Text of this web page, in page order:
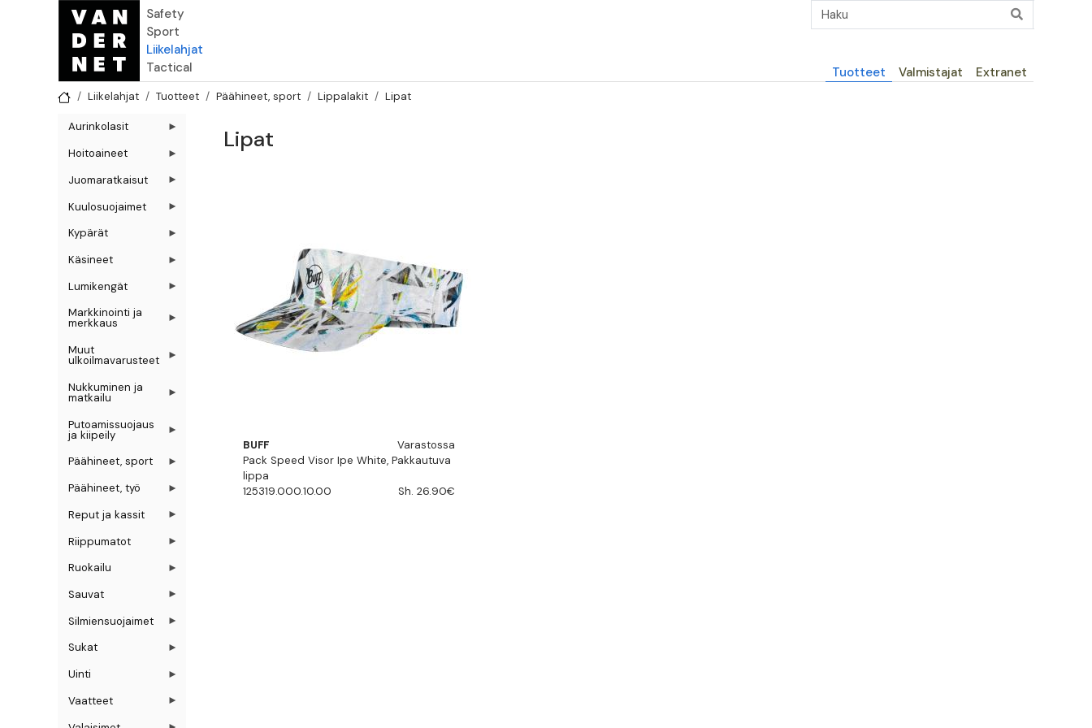
Hyppää pääsisältöön
Safety
Sport
Liikelahjat
Tactical
Päävalikko
Tuotteet Valmistajat Extranet
Liikelahjat Tuotteet Päähineet, sport Lippalakit Lipat
Lipat
BUFF
Varastossa
Pack Speed Visor Ipe White, Pakkautuva
lippa
125319.000.10.00
Sh. 26.90€
Aurinkolasit
Hoitoaineet
Juomaratkaisut
Kuulosuojaimet
Kypärät
Käsineet
Lumikengät
Markkinointi ja
merkkaus
Muut
ulkoilmavarusteet
Nukkuminen ja
matkailu
Putoamissuojaus
ja kiipeily
Päähineet, sport
Päähineet, työ
Reput ja kassit
Riippumatot
Ruokailu
Sauvat
Silmiensuojaimet
Sukat
Uinti
Vaatteet